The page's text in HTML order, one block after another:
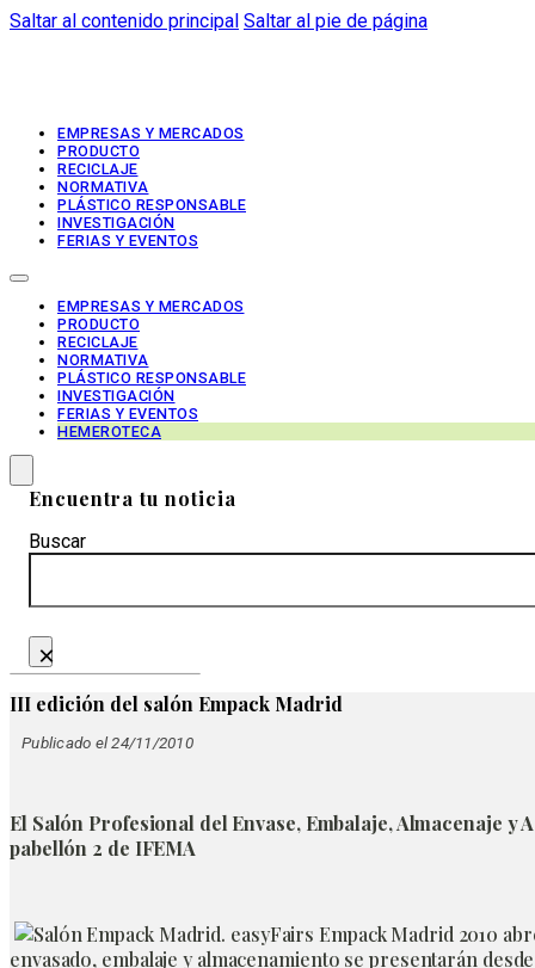
Saltar al contenido principal Saltar al pie de página
EMPRESAS Y MERCADOS
PRODUCTO
RECICLAJE
NORMATIVA
PLÁSTICO RESPONSABLE
INVESTIGACIÓN
FERIAS Y EVENTOS
EMPRESAS Y MERCADOS
PRODUCTO
RECICLAJE
NORMATIVA
PLÁSTICO RESPONSABLE
INVESTIGACIÓN
FERIAS Y EVENTOS
HEMEROTECA
Encuentra tu noticia
Buscar
×
III edición del salón Empack Madrid
Publicado el 24/11/2010
El Salón Profesional del Envase, Embalaje, Almacenaje
pabellón 2 de IFEMA
easyFairs Empack Madrid 2010
envasado, embalaje y almacenamiento se presentarán